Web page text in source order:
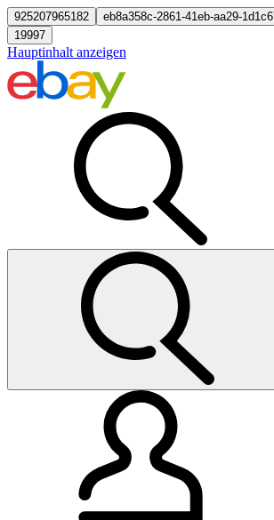
925207965182
eb8a358c-2861-41eb-aa29-
19997
Hauptinhalt anzeigen